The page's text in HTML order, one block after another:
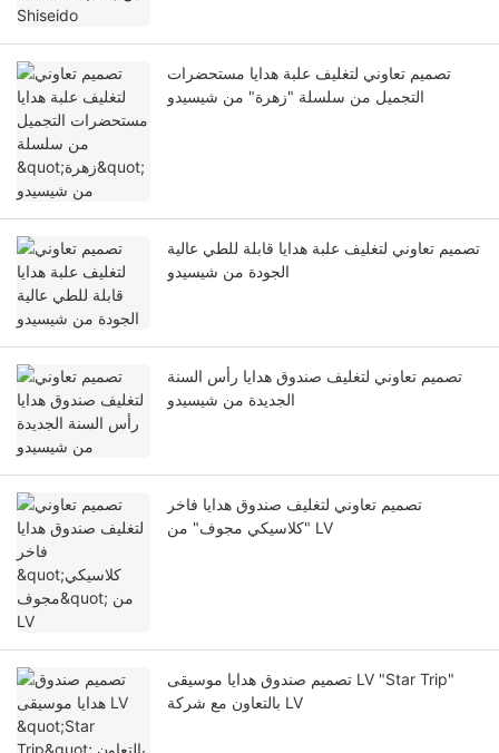
تصميم تعاوني لتغليف علبة هدايا مستحضرات
التجميل من سلسلة "زهرة" من شيسيدو
تصميم تعاوني لتغليف علبة هدايا قابلة للطي عالية
الجودة من شيسيدو
تصميم تعاوني لتغليف صندوق هدايا رأس السنة
الجديدة من شيسيدو
تصميم تعاوني لتغليف صندوق هدايا فاخر
"كلاسيكي مجوف" من LV
تصميم صندوق هدايا موسيقى LV "Star Trip"
بالتعاون مع شركة LV